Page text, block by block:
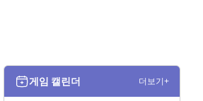
게임 캘린더 더보기+